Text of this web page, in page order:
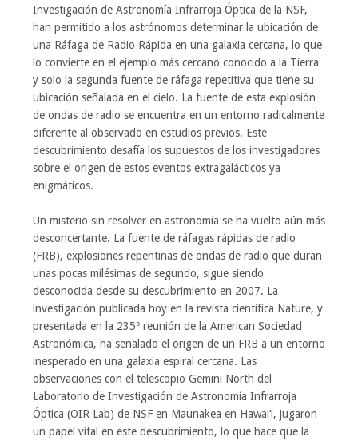
Investigación de Astronomía Infrarroja Óptica de la NSF,
han permitido a los astrónomos determinar la ubicación de
una Ráfaga de Radio Rápida en una galaxia cercana, lo que
lo convierte en el ejemplo más cercano conocido a la Tierra
y solo la segunda fuente de ráfaga repetitiva que tiene su
ubicación señalada en el cielo. La fuente de esta explosión
de ondas de radio se encuentra en un entorno radicalmente
diferente al observado en estudios previos. Este
descubrimiento desafía los supuestos de los investigadores
sobre el origen de estos eventos extragalácticos ya
enigmáticos.
Un misterio sin resolver en astronomía se ha vuelto aún más
desconcertante. La fuente de ráfagas rápidas de radio
(FRB), explosiones repentinas de ondas de radio que duran
unas pocas milésimas de segundo, sigue siendo
desconocida desde su descubrimiento en 2007. La
investigación publicada hoy en la revista científica Nature, y
presentada en la 235ª reunión de la American Sociedad
Astronómica, ha señalado el origen de un FRB a un entorno
inesperado en una galaxia espiral cercana. Las
observaciones con el telescopio Gemini North del
Laboratorio de Investigación de Astronomía Infrarroja
Óptica (OIR Lab) de NSF en Maunakea en Hawai‘i, jugaron
un papel vital en este descubrimiento, lo que hace que la